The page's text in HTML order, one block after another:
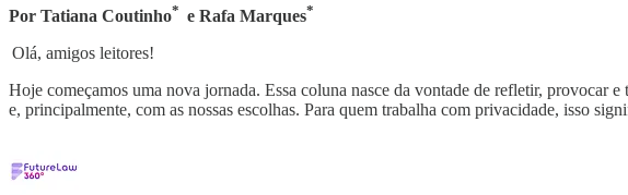
Por Tatiana Coutinho* e Rafa Marques*
Olá, amigos leitores!
Hoje começamos uma nova jornada. Essa coluna nasce da vontade de refletir, provocar
e, principalmente, com as nossas escolhas. Para quem trabalha com privacidade, isso